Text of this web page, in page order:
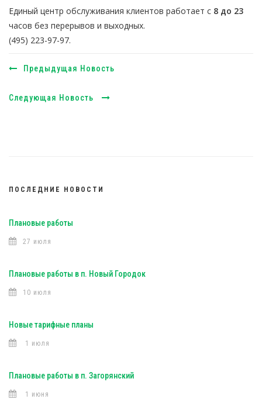
Единый центр обслуживания клиентов работает с 8 до 23
часов без перерывов и выходных.
(495) 223-97-97.
Предыдущая Новость
Следующая Новость
ПОСЛЕДНИЕ НОВОСТИ
Плановые работы
27 июля
Плановые работы в п. Новый Городок
10 июля
Новые тарифные планы
1 июля
Плановые работы в п. Загорянский
1 июня